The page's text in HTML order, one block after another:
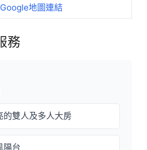
Google地圖連結
務
的雙人及多人大房
陽台